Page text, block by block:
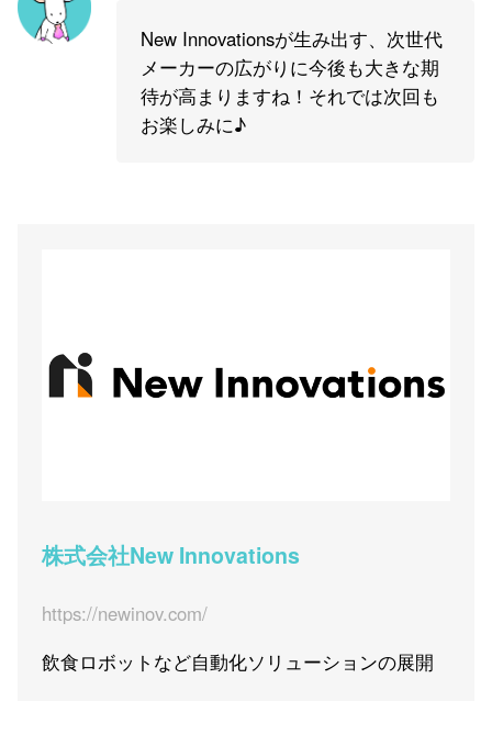
New Innovationsが生み出す、次世代
メーカーの広がりに今後も大きな期
待が高まりますね！それでは次回も
お楽しみに♪
株式会社New Innovations
https://newinov.com/
飲食ロボットなど自動化ソリューションの展開